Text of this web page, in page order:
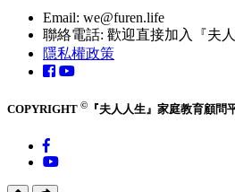
Email: we@furen.life
聯絡電話: 歡迎直接加入『夫
隱私權政策
COPYRIGHT © 『夫人人生』家庭教育顧問